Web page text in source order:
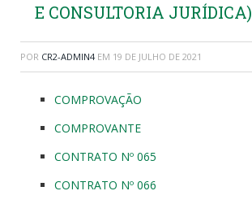
E CONSULTORIA JURÍDICA)
POR CR2-ADMIN4 EM 19 DE JULHO DE 2021
COMPROVAÇÃO
COMPROVANTE
CONTRATO Nº 065
CONTRATO Nº 066